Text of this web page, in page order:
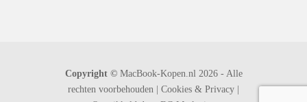
Copyright ©MacBook-Kopen.nl 2026 - Alle
rechten voorbehouden | Cookies & Privacy |